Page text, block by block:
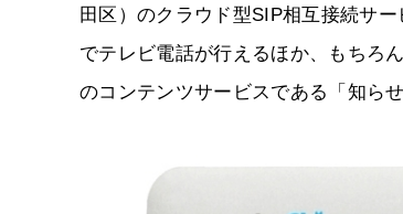
田区）のクラウド型SIP相互接続サ
でテレビ電話が行えるほか、もちろ
のコンテンツサービスである「知ら